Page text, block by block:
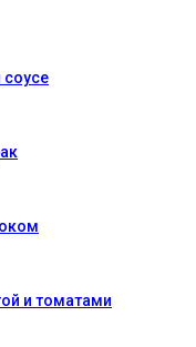
и томатами